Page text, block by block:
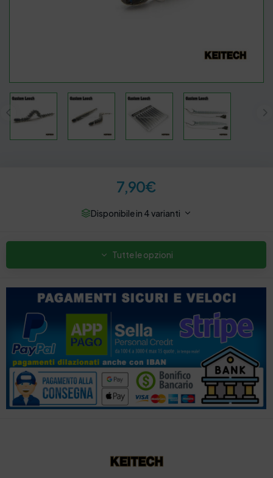
7,90€
Disponibile in 4 varianti
Tutte le opzioni